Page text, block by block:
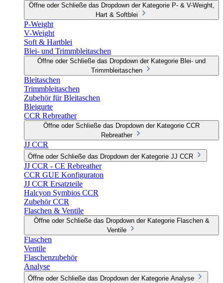
Öffne oder Schließe das Dropdown der Kategorie P- & V-Weight,
Hart & Softblei
P-Weight
V-Weight
Soft & Hartblei
Blei- und Trimmbleitaschen
Öffne oder Schließe das Dropdown der Kategorie Blei- und
Trimmbleitaschen
Bleitaschen
Trimmbleitaschen
Zubehör für Bleitaschen
Bleigurte
CCR Rebreather
Öffne oder Schließe das Dropdown der Kategorie CCR
Rebreather
JJ CCR
Öffne oder Schließe das Dropdown der Kategorie JJ CCR
JJ CCR - CE Rebreather
CCR GUE Konfiguraton
JJ CCR Ersatzteile
Halcyon Symbios CCR
Zubehör CCR
Flaschen & Ventile
Öffne oder Schließe das Dropdown der Kategorie Flaschen &
Ventile
Flaschen
Ventile
Flaschenzubehör
Analyse
Öffne oder Schließe das Dropdown der Kategorie Analyse